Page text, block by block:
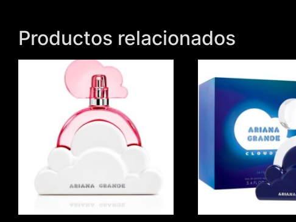
Productos relacionados